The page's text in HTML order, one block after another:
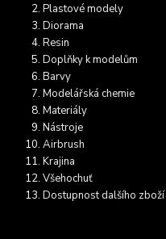
Plastové modely
Diorama
Resin
Doplňky k modelům
Barvy
Modelářská chemie
Materiály
Nástroje
Airbrush
Krajina
Všehochuť
Dostupnost dalšího zboží